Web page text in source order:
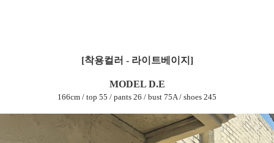
[착용컬러 - 라이트베이지]
MODEL D.E
166cm / top 55 / pants 26 / bust 75A / shoes 245